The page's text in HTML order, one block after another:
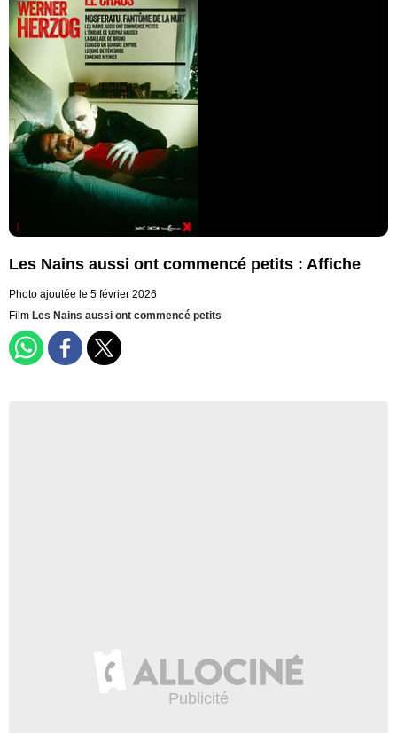
Les Nains aussi ont commencé petits : Affiche
Photo ajoutée le 5 février 2026
Film Les Nains aussi ont commencé petits